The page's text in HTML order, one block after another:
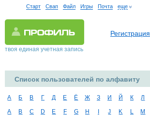
Старт Свап Файл Игры Почта еще
твоя единая учетная запись
Регистрация
Список пользователей по алфавиту
А Б В Г Д Е Ё Ж З И Й К Л
A B C D E F G H J K L M